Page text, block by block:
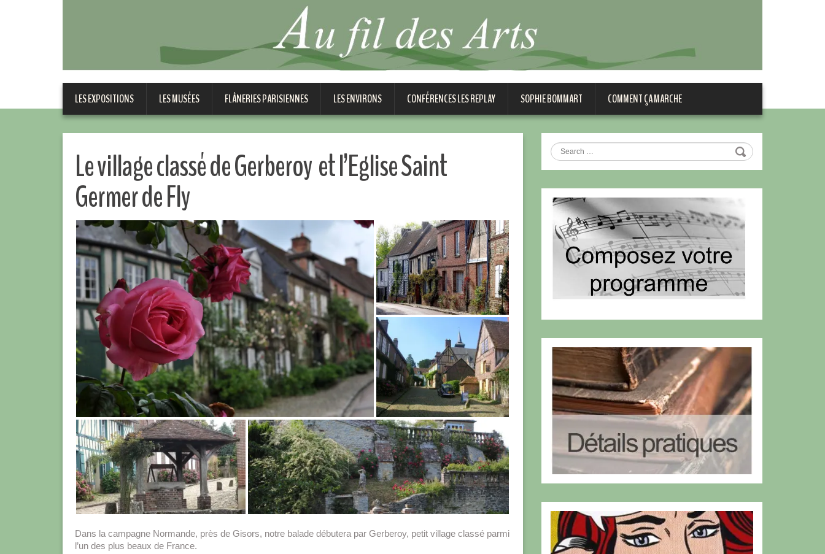
LES EXPOSITIONS LES MUSÉES FLÂNERIES PARISIENNES LES ENVIRONS CONFÉRENCES LES REPLAY SOPHIE BOMMART COMMENT ÇA MARCHE
Le village classé de Gerberoy et l’Eglise Saint
Germer de Fly
Dans la campagne Normande, près de Gisors, notre balade débutera par Gerberoy, petit village classé parmi
l’un des plus beaux de France.
Search